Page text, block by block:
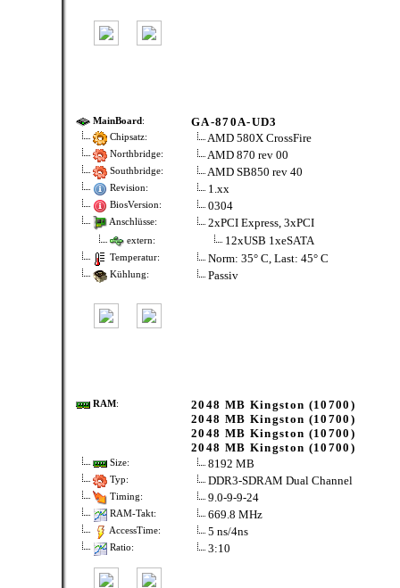
MainBoard: GA-870A-UD3
Chipsatz: AMD 580X CrossFire
Northbridge: AMD 870 rev 00
Southbridge: AMD SB850 rev 40
Revision: 1.xx
BiosVersion: 0304
Anschlüsse: 2xPCI Express, 3xPCI
extern: 12xUSB 1xeSATA
Temperatur: Norm: 35° C, Last: 45° C
Kühlung: Passiv
RAM:
2048 MB Kingston (10700)
2048 MB Kingston (10700)
2048 MB Kingston (10700)
2048 MB Kingston (10700)
Size: 8192 MB
Typ: DDR3-SDRAM Dual Channel
Timing: 9.0-9-9-24
RAM-Takt: 669.8 MHz
AccessTime: 5 ns/4ns
Ratio: 3:10